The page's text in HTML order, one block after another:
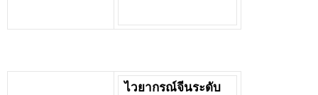
ไวยากรณ์จีนระดับ